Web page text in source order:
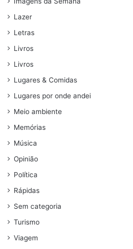
Lazer
Letras
Livros
Livros
Lugares & Comidas
Lugares por onde andei
Meio ambiente
Memórias
Música
Opinião
Política
Rápidas
Sem categoria
Turismo
Viagem